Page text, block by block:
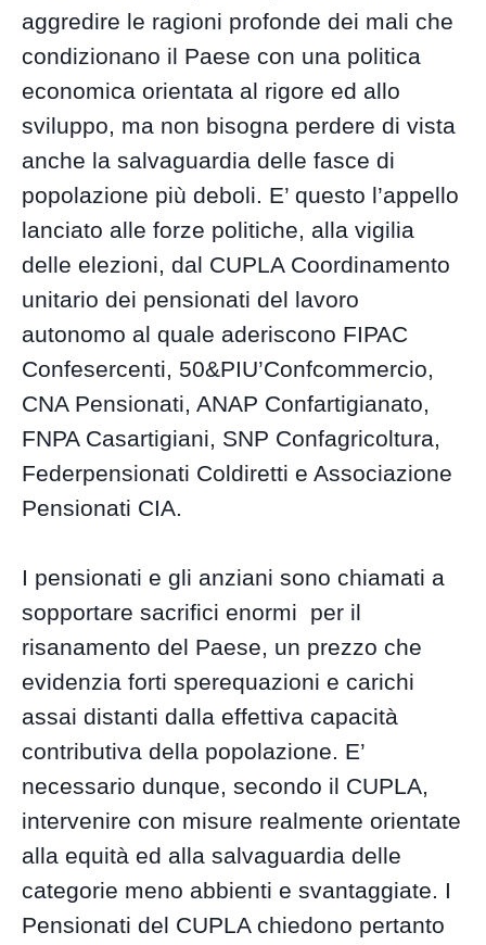
aggredire le ragioni profonde dei mali che
condizionano il Paese con una politica
economica orientata al rigore ed allo
sviluppo, ma non bisogna perdere di vista
anche la salvaguardia delle fasce di
popolazione più deboli. E’ questo l’appello
lanciato alle forze politiche, alla vigilia
delle elezioni, dal CUPLA Coordinamento
unitario dei pensionati del lavoro
autonomo al quale aderiscono FIPAC
Confesercenti, 50&PIU’Confcommercio,
CNA Pensionati, ANAP Confartigianato,
FNPA Casartigiani, SNP Confagricoltura,
Federpensionati Coldiretti e Associazione
Pensionati CIA.
I pensionati e gli anziani sono chiamati a
sopportare sacrifici enormi per il
risanamento del Paese, un prezzo che
evidenzia forti sperequazioni e carichi
assai distanti dalla effettiva capacità
contributiva della popolazione. E’
necessario dunque, secondo il CUPLA,
intervenire con misure realmente orientate
alla equità ed alla salvaguardia delle
categorie meno abbienti e svantaggiate. I
Pensionati del CUPLA chiedono pertanto